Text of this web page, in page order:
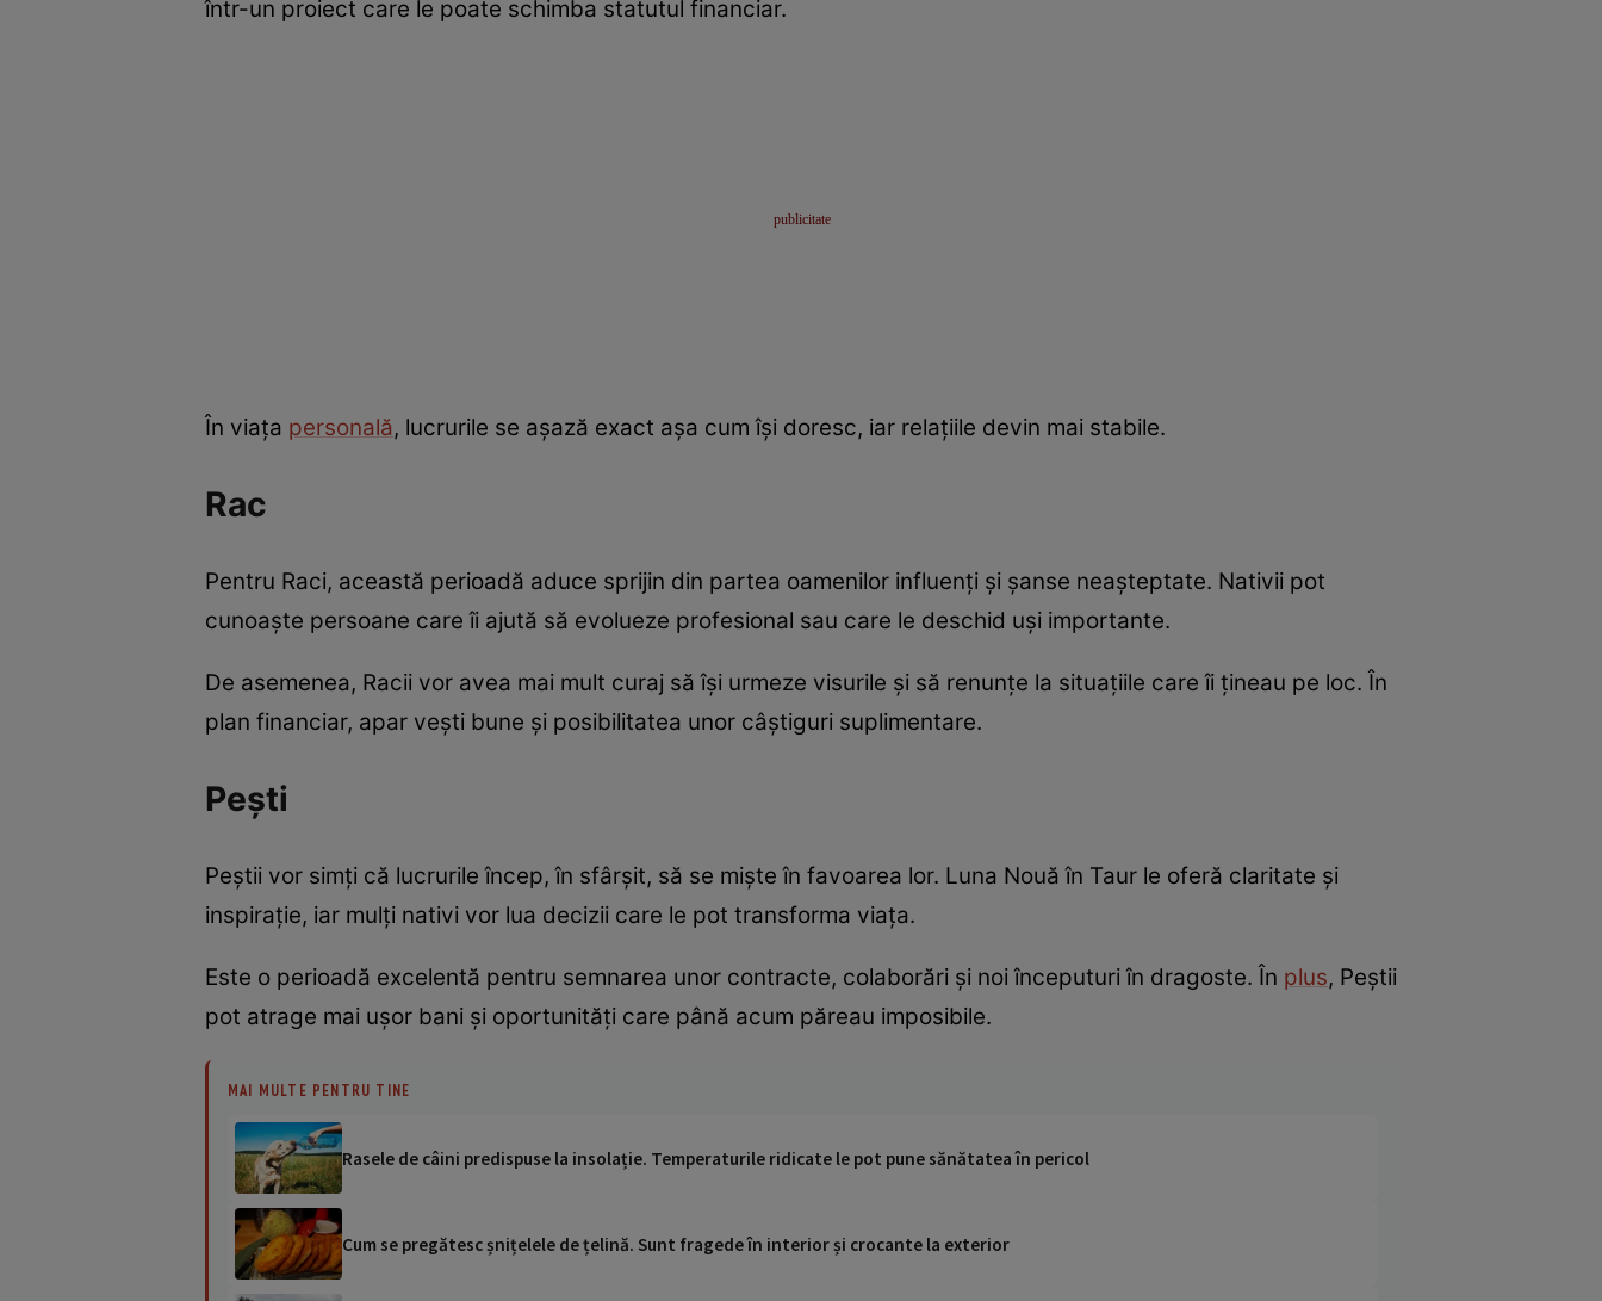
într-un proiect care le poate schimba statutul financiar.
În viața personală, lucrurile se așază exact așa cum își doresc, iar relațiile devin mai stabile.
Rac
Pentru Raci, această perioadă aduce sprijin din partea oamenilor influenți și șanse neașteptate. Nativii pot
cunoaște persoane care îi ajută să evolueze profesional sau care le deschid uși importante.
De asemenea, Racii vor avea mai mult curaj să își urmeze visurile și să renunțe la situațiile care îi țineau pe loc. În
plan financiar, apar vești bune și posibilitatea unor câștiguri suplimentare.
Pești
Peștii vor simți că lucrurile încep, în sfârșit, să se miște în favoarea lor. Luna Nouă în Taur le oferă claritate și
inspirație, iar mulți nativi vor lua decizii care le pot transforma viața.
Este o perioadă excelentă pentru semnarea unor contracte, colaborări și noi începuturi în dragoste. În plus, Peștii
pot atrage mai ușor bani și oportunități care până acum păreau imposibile.
MAI MULTE PENTRU TINE
Rasele de câini predispuse la insolație. Temperaturile ridicate le pot pune sănătatea în pericol
Cum se pregătesc șnițelele de țelină. Sunt fragede în interior și crocante la exterior